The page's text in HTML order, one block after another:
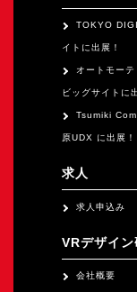
TOKYO
イトに出展！
オートモー
ビッグサイトに
Tsumiki
原UDX に出展！
求人
求人申込み
VRデザイン
会社概要